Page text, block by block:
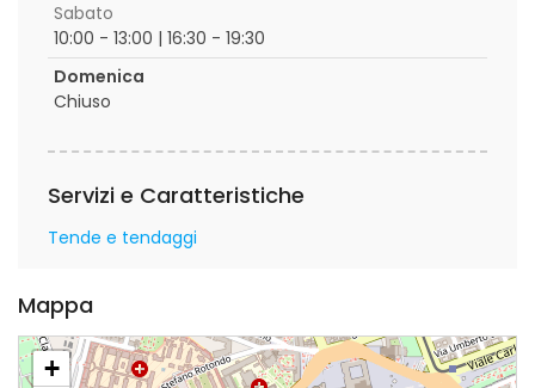
Sabato
10:00 - 13:00 | 16:30 - 19:30
Domenica
Chiuso
Servizi e Caratteristiche
Tende e tendaggi
Mappa
+